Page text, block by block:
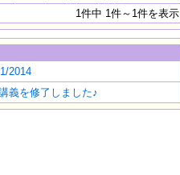
1件中 1件～1件を表示
2014
義を修了しました♪